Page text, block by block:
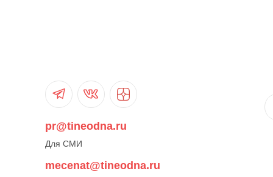
mecenat@tineodna.ru
pr@tineodna.ru
Для СМИ